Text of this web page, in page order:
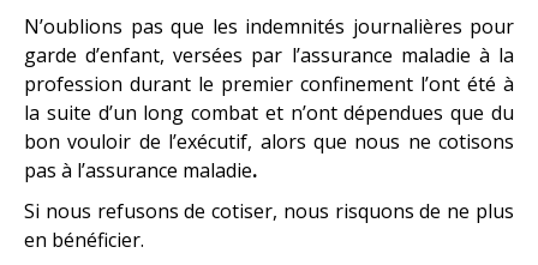
N’oublions pas que les indemnités journalières pour
garde d’enfant, versées par l’assurance maladie à la
profession durant le premier confinement l’ont été à
la suite d’un long combat et n’ont dépendues que du
bon vouloir de l’exécutif, alors que nous ne cotisons
pas à l’assurance maladie.
Si nous refusons de cotiser, nous risquons de ne plus
en bénéficier.